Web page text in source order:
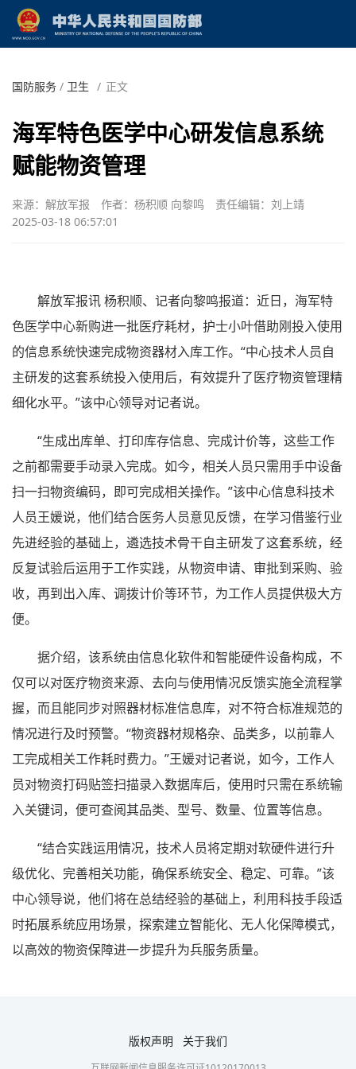
国防服务 / 卫生 / 正文
海军特色医学中心研发信息系统
赋能物资管理
来源：解放军报 作者：杨积顺 向黎鸣
责任编辑：刘上靖
2025-03-18 06:57:01
解放军报讯 杨积顺、记者向黎鸣报道：近日，海军特
色医学中心新购进一批医疗耗材，护士小叶借助刚投入使用
的信息系统快速完成物资器材入库工作。“中心技术人员自
主研发的这套系统投入使用后，有效提升了医疗物资管理精
细化水平。”该中心领导对记者说。
“生成出库单、打印库存信息、完成计价等，这些工作
之前都需要手动录入完成。如今，相关人员只需用手中设备
扫一扫物资编码，即可完成相关操作。”该中心信息科技术
人员王媛说，他们结合医务人员意见反馈，在学习借鉴行业
先进经验的基础上，遴选技术骨干自主研发了这套系统，经
反复试验后运用于工作实践，从物资申请、审批到采购、验
收，再到出入库、调拨计价等环节，为工作人员提供极大方
便。
据介绍，该系统由信息化软件和智能硬件设备构成，不
仅可以对医疗物资来源、去向与使用情况反馈实施全流程掌
握，而且能同步对照器材标准信息库，对不符合标准规范的
情况进行及时预警。“物资器材规格杂、品类多，以前靠人
工完成相关工作耗时费力。”王媛对记者说，如今，工作人
员对物资打码贴签扫描录入数据库后，使用时只需在系统输
入关键词，便可查阅其品类、型号、数量、位置等信息。
“结合实践运用情况，技术人员将定期对软硬件进行升
级优化、完善相关功能，确保系统安全、稳定、可靠。”该
中心领导说，他们将在总结经验的基础上，利用科技手段适
时拓展系统应用场景，探索建立智能化、无人化保障模式，
以高效的物资保障进一步提升为兵服务质量。
版权声明 关于我们